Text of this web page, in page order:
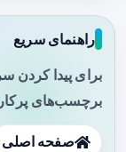
راهنمای سریع
برای پیدا کردن
برچسب‌های
صفحه اصلی